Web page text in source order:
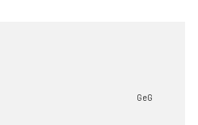
GeG